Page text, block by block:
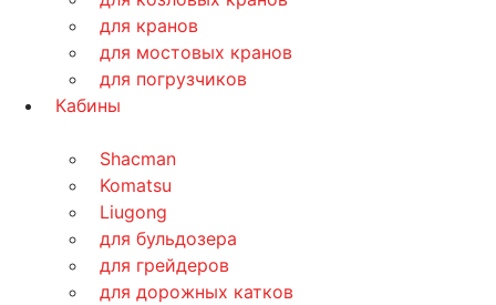
для кранов
для мостовых кранов
для погрузчиков
Кабины
Shacman
Komatsu
Liugong
для бульдозера
для грейдеров
для дорожных катков